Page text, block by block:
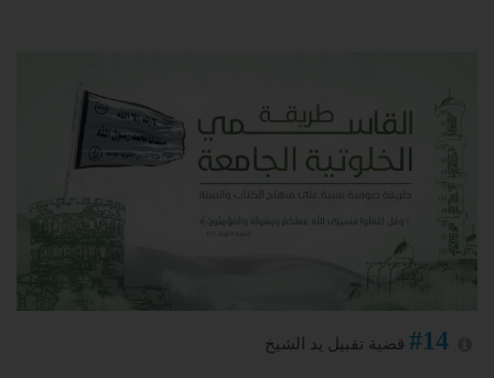
#14 قضية تقبيل يد الشيخ